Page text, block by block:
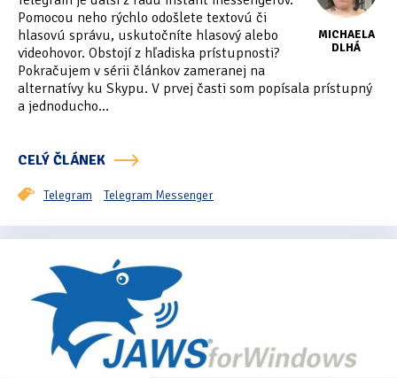
Hledání
Tipy & triky(17)
MICHAELA
DLHÁ
Pomocou neho rýchlo odošlete textovú či
hlasovú správu, uskutočníte hlasový alebo
videohovor. Obstojí z hľadiska prístupnosti?
Pokračujem v sérii článkov zameranej na
alternatívy ku Skypu. V prvej časti som popísala prístupný
a jednoducho...
CELÝ ČLÁNEK
Telegram Telegram Messenger